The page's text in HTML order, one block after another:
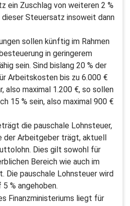
ein Zuschlag von weiteren 2 %
Steuersatz insoweit dann
sollen künftig im Rahmen
in geringerem
sein. Sind bislang 20 % der
Arbeitskosten bis zu 6.000 €
also maximal 1.200 €, so sollen
15 % sein, also maximal 900 €
die pauschale Lohnsteuer,
der Arbeitgeber trägt, aktuell
Dies gilt sowohl für
Bereich wie auch im
Die pauschale Lohnsteuer wird
% angehoben.
Finanzministeriums liegt für